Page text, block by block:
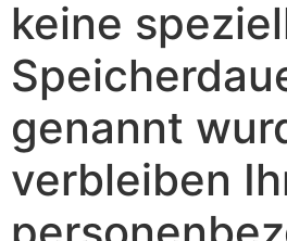
keine
genannt
verbleiben